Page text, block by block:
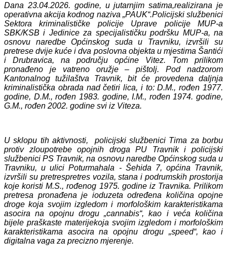
Dana 23.04.2026. godine, u jutarnjim satima,realizirana je
operativna akcija kodnog naziva „PAUK“.Policijski službenici
Sektora kriminalističke policije Uprave policije MUP-a
SBK/KSB i Jedinice za specijalističku podršku MUP-a, na
osnovu naredbe Općinskog suda u Travniku, izvršili su
pretrese dvije kuće i dva poslovna objekta u mjestima Šantići
i Drubravica, na području općine Vitez. Tom prilikom
pronađeno je vatreno oružje – pištolj. Pod nadzorom
Kantonalnog tužilaštva Travnik, bit će provedena daljnja
kriminalistička obrada nad četiri lica, i to: D.M., rođen 1977.
godine, D.M., rođen 1983. godine, I.M., rođen 1974. godine,
G.M., rođen 2002. godine svi iz Viteza.
U sklopu tih aktivnosti, policijski službenici Tima za borbu
protiv zloupotrebe opojnih droga PU Travnik i policijski
službenici PS Travnik, na osnovu naredbe Općinskog suda u
Travniku, u ulici Poturmahala - Šehida 7, općina Travnik,
izvršili su pretrespretres vozila, stana i podrumskih prostorija
koje koristi M.S., rođenog 1975. godine iz Travnika. Prilikom
pretresa pronađena je ioduzeta određena količina opojne
droge koja svojim izgledom i morfološkim karakteristikama
asocira na opojnu drogu „cannabis“, kao i veća količina
bijele praškaste materijekoja svojim izgledom i morfološkim
karakteristikama asocira na opojnu drogu „speed“, kao i
digitalna vaga za precizno mjerenje.